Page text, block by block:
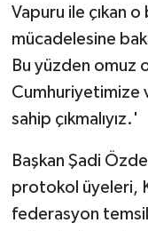
Vapuru ile çıkan
mücadelesine
Bu yüzden omuz
Cumhuriyetimize
sahip çıkmalıyız.'
Başkan Şadi
protokol üyeleri,
federasyon